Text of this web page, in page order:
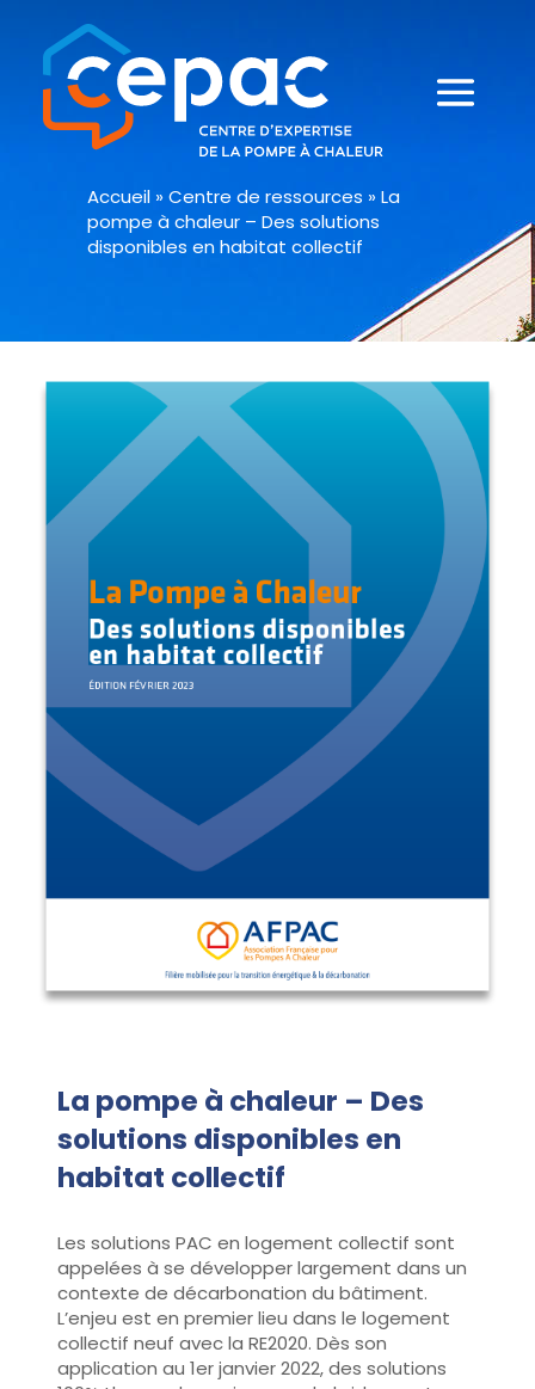
Accueil »Centre de ressources »La
pompe à chaleur – Des solutions
disponibles en habitat collectif
La pompe à chaleur – Des
solutions disponibles en
habitat collectif
Les solutions PAC en logement collectif sont
appelées à se développer largement dans un
contexte de décarbonation du bâtiment.
L’enjeu est en premier lieu dans le logement
collectif neuf avec la RE2020. Dès son
application au 1er janvier 2022, des solutions